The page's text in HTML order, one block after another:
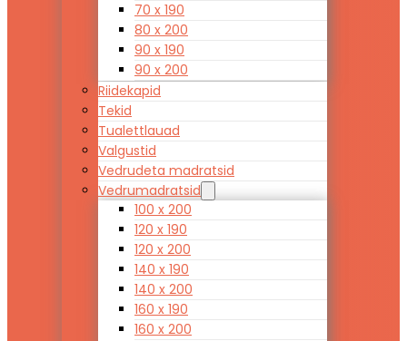
70 x 190
80 x 200
90 x 190
90 x 200
Riidekapid
Tekid
Tualettlauad
Valgustid
Vedrudeta madratsid
Vedrumadratsid
100 x 200
120 x 190
120 x 200
140 x 190
140 x 200
160 x 190
160 x 200